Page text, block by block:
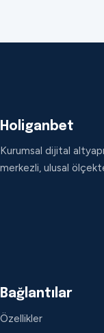
Holiganbet
Kurumsal dijital
merkezli, ulusal
Bağlantılar
Özellikler